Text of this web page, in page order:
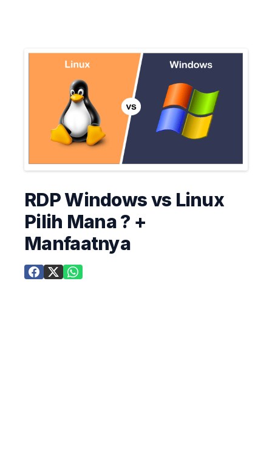
RDP Windows vs Linux
Pilih Mana ? +
Manfaatnya